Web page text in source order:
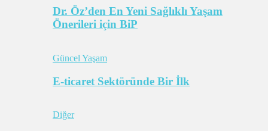
Dr. Öz’den En Yeni Sağlıklı Yaşam
Önerileri için BiP
Güncel Yaşam
E-ticaret Sektöründe Bir İlk
Diğer